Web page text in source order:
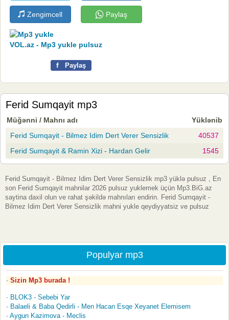
Zengimcell Paylaş
VOL.az - Mp3 yukle pulsuz
f Paylaş
Ferid Sumqayit mp3
Müğənni / Mahnı adı
Yüklənib
Ferid Sumqayit - Bilmez Idim Dert Verer Sensizlik
40537
Ferid Sumqayit & Ramin Xizi - Hardan Gelir
1545
Ferid Sumqayit - Bilmez Idim Dert Verer Sensizlik mp3 yüklə pulsuz , En
son Ferid Sumqayit mahnilar 2026 pulsuz yuklemek üçün Mp3.BiG.az
saytina daxil olun ve rahat şəkildə mahnıları endirin. Ferid Sumqayit -
Bilmez Idim Dert Verer Sensizlik mahni yukle qeydiyyatsiz ve pulsuz
Populyar mp3
Sizin Mp3 burada !
BLOK3 - Sebebi Yar
Balaeli & Baba Qedirli - Men Hacan Esqe Xeyanet Elemisem
Aygun Kazimova - Meclis